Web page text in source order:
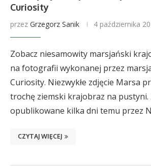
Curiosity
przez Grzegorz Sanik 4 października
Zobacz niesamowity marsjański
na fotografii wykonanej przez
Curiosity. Niezwykłe zdjęcie Marsa
trochę ziemski krajobraz na pustyni.
opublikowane kilka dni temu przez
CZYTAJ WIĘCEJ